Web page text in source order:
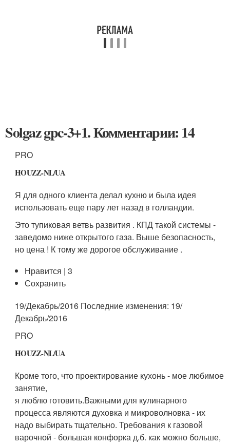
Solgaz gpc-3+1. Комментарии: 14
PRO
HOUZZ-NL/UA
Я для одного клиента делал кухню и была идея
использовать еще пару лет назад в голландии.
Это тупиковая ветвь развития . КПД такой системы -
заведомо ниже открытого газа. Выше безопасность,
но цена ! К тому же дорогое обслуживание .
Нравится | 3
Сохранить
19/Декабрь/2016 Последние изменения: 19/
Декабрь/2016
PRO
HOUZZ-NL/UA
Кроме того, что проектирование кухонь - мое любимое
занятие,
я люблю готовить.Важными для кулинарного
процесса являются духовка и микроволновка - их
надо выбирать тщательно. Требования к газовой
варочной - большая конфорка д.б. как можно больше,